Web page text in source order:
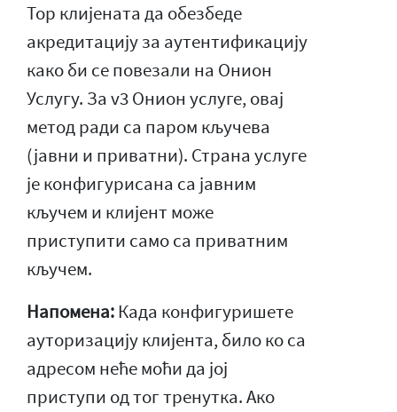
Тор клијената да обезбеде
акредитацију за аутентификацију
како би се повезали на Онион
Услугу. За v3 Онион услуге, овај
метод ради са паром кључева
(јавни и приватни). Страна услуге
је конфигурисана са јавним
кључем и клијент може
приступити само са приватним
кључем.
Напомена:Када конфигуришете
ауторизацију клијента, било ко са
адресом неће моћи да јој
приступи од тог тренутка. Ако